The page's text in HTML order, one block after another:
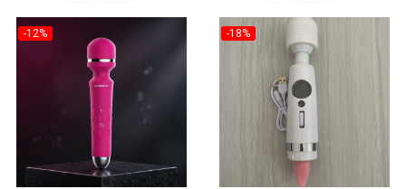
-12% -18%